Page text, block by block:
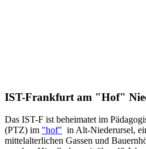
IST-Frankfurt am "Hof"
Das IST-F ist beheimatet im
(PTZ) im "hof" in Alt-Niederursel,
mittelalterlichen Gassen und